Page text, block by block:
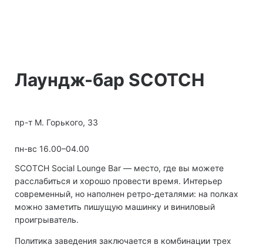
Лаундж-бар SCOTCH
пр-т М. Горького, 33
пн-вс 16.00–04.00
SCOTCH Social Lounge Bar — место, где вы можете
расслабиться и хорошо провести время. Интерьер
современный, но наполнен ретро-деталями: на полках
можно заметить пишущую машинку и виниловый
проигрыватель.
Политика заведения заключается в комбинации трех